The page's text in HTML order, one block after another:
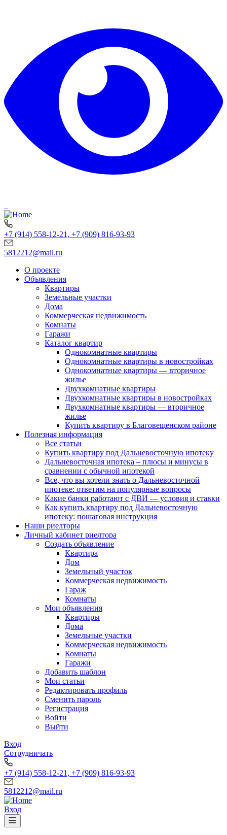
+7 (914) 558-12-21, +7 (909) 816-93-93
5812212@mail.ru
О проекте
Объявления
Квартиры
Земельные участки
Дома
Коммерческая недвижимость
Комнаты
Гаражи
Каталог квартир
Однокомнатные квартиры
Однокомнатные квартиры в новостройках
Однокомнатные квартиры — вторичное
жилье
Двухкомнатные квартиры
Двухкомнатные квартиры в новостройках
Двухкомнатные квартиры — вторичное
жилье
Купить квартиру в Благовещенском районе
Полезная информация
Все статьи
Купить квартиру под Дальневосточную ипотеку
Дальневосточная ипотека – плюсы и минусы в
сравнении с обычной ипотекой
Все, что вы хотели знать о Дальневосточной
ипотеке: ответим на популярные вопросы
Какие банки работают с ДВИ — условия и ставки
Как купить квартиру под Дальневосточную
ипотеку: пошаговая инструкция
Наши риелторы
Личный кабинет риелтора
Cоздать объявление
Квартира
Дом
Земельный участок
Коммерческая недвижимость
Гараж
Комнаты
Мои объявления
Квартиры
Дома
Земельные участки
Коммерческая недвижимость
Комнаты
Гаражи
Добавить шаблон
Мои статьи
Редактировать профиль
Сменить пароль
Регистрация
Войти
Выйти
Вход
Сотрудничать
+7 (914) 558-12-21, +7 (909) 816-93-93
5812212@mail.ru
Вход